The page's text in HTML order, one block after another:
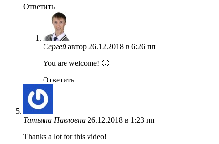
Ответить
Сергей автор 26.12.2018 в 6:26 пп
You are welcome! 🙂
Ответить
Татьяна Павловна 26.12.2018 в 1:23 пп
Thanks a lot for this video!